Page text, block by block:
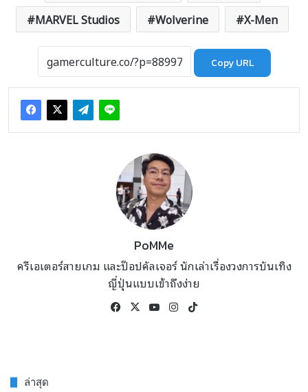
MARVEL Studios
Wolverine X-Men
Copy URL
PoMMe
ครีเอเตอร์สายเกม และป๊อปคัลเจอร์ นักเล่าเรื่องวงการบันเทิง
ญี่ปุ่นแบบเข้าถึงง่าย
Facebook
X YouTubeInstagram
ล่าสุด